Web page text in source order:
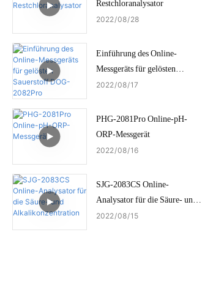
Restchloranalysator
2022 08 28
Einführung des Online-
Messgeräts für gelösten
Sauerstoff DOG-2082Pro
2022 08 17
PHG-2081Pro Online-pH-
ORP-Messgerät
2022 08 16
SJG-2083CS Online-
Analysator für die Säure- und
Alkalikonzentration
2022 08 15